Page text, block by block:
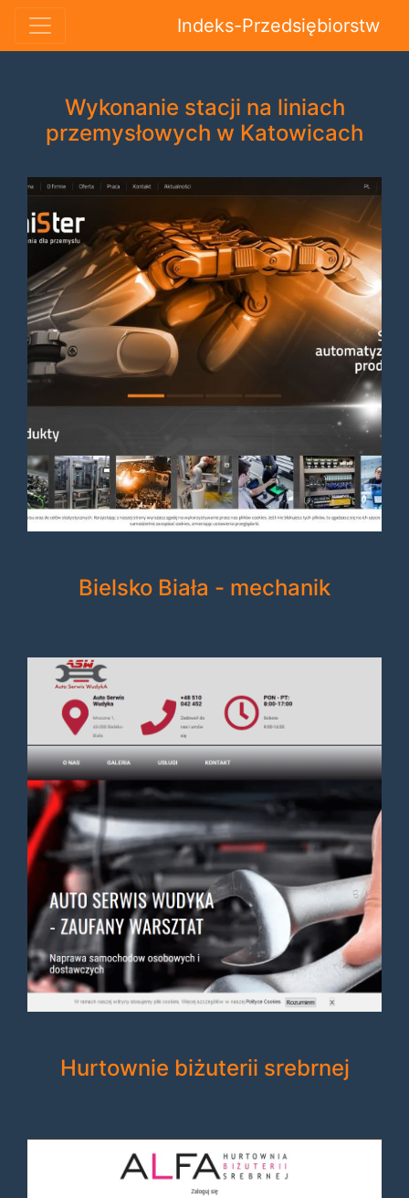
Indeks-Przedsiębiorstw
Wykonanie stacji na liniach
przemysłowych w Katowicach
Bielsko Biała - mechanik
Hurtownie biżuterii srebrnej